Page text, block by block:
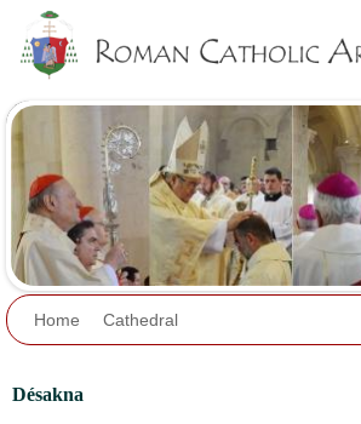
Home Cathedral
Désakna